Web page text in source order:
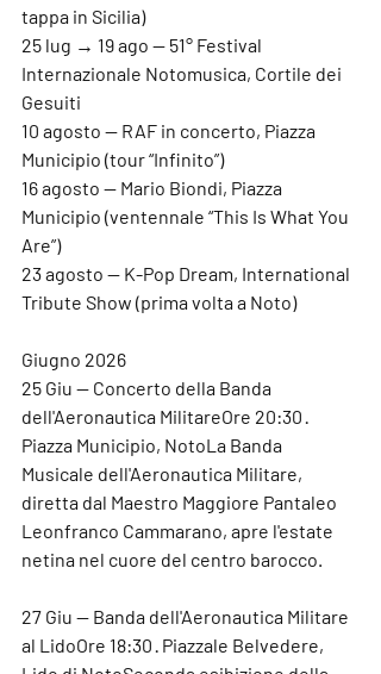
tappa in Sicilia)
25 lug → 19 ago — 51° Festival
Internazionale Notomusica, Cortile dei
Gesuiti
10 agosto — RAF in concerto, Piazza
Municipio (tour “Infinito”)
16 agosto — Mario Biondi, Piazza
Municipio (ventennale “This Is What You
Are”)
23 agosto — K-Pop Dream, International
Tribute Show (prima volta a Noto)
Giugno 2026
25 Giu — Concerto della Banda
dell'Aeronautica MilitareOre 20:30 ·
Piazza Municipio, NotoLa Banda
Musicale dell'Aeronautica Militare,
diretta dal Maestro Maggiore Pantaleo
Leonfranco Cammarano, apre l'estate
netina nel cuore del centro barocco.
27 Giu — Banda dell'Aeronautica Militare
al LidoOre 18:30 · Piazzale Belvedere,